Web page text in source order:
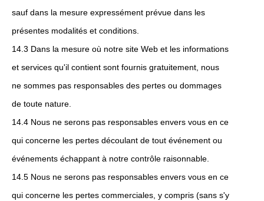
sauf dans la mesure expressément prévue dans les
présentes modalités et conditions.
14.3 Dans la mesure où notre site Web et les informations
et services qu'il contient sont fournis gratuitement, nous
ne sommes pas responsables des pertes ou dommages
de toute nature.
14.4 Nous ne serons pas responsables envers vous en ce
qui concerne les pertes découlant de tout événement ou
événements échappant à notre contrôle raisonnable.
14.5 Nous ne serons pas responsables envers vous en ce
qui concerne les pertes commerciales, y compris (sans s'y